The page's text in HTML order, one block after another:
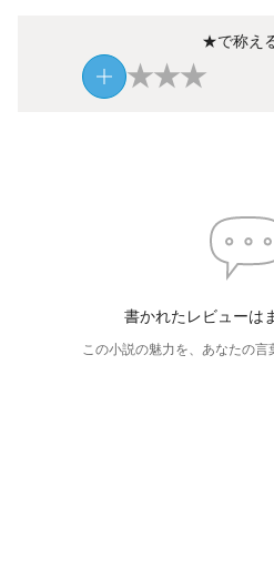
★で称え
★★★
書かれたレビューは
この小説の魅力を、あなたの